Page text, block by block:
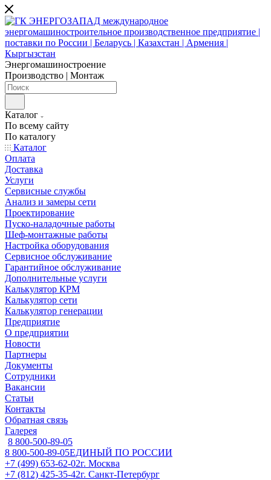
Энергомашиностроение
Производство | Монтаж
Каталог
По всему сайту
По каталогу
Каталог
Оплата
Доставка
Услуги
Сервисные службы
Анализ и замеры сети
Проектирование
Пуско-наладочные работы
Шеф-монтажные работы
Настройка оборудования
Сервисное обслуживание
Гарантийное обслуживание
Дополнительные услуги
Калькулятор КРМ
Калькулятор сети
Калькулятор генерации
Предприятие
О предприятии
Новости
Партнеры
Документы
Сотрудники
Вакансии
Статьи
Контакты
Обратная связь
Галерея
8 800-500-89-05
8 800-500-89-05ЕДИНЫЙ ПО РОССИИ
+7 (499) 653-62-02г. Москва
+7 (812) 425-35-42г. Санкт-Петербург